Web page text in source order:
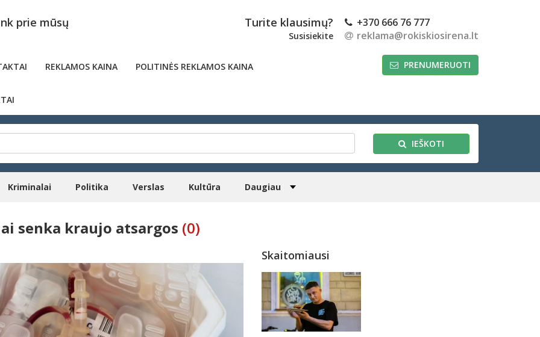
prie mūsų Turite klausimų?
Susisiekite
+370 666 76 777
reklama@rokiskiosirena.lt
REKLAMOS KAINA POLITINĖS REKLAMOS KAINA PRENUMERUOTI
IEŠKOTI
Kriminalai Politika Verslas Kultūra Daugiau
senka kraujo atsargos (0)
Skaitomiausi